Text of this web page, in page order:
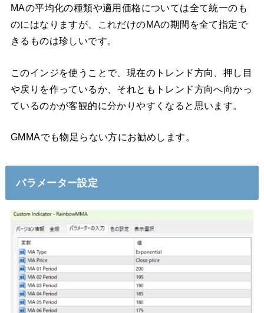
MAの平均化の種類や適用価格については全て統一のも
のにはなりますが、これだけのMAの期間を全て指定で
きるものは珍しいです。
このインジを使うことで、現在のトレンド方向、押し目
や戻りを作っているか、それともトレンド方向へ向かっ
ているのかが客観的に分かりやすくなると思います。
GMMAでも物足らない方にお勧めします。
パラメーター設定